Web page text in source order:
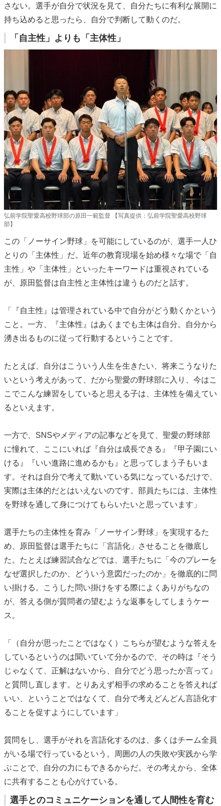
さない。選手が自分で状況を見て、自分たちに有利な展開に
持ち込めると思ったら、自分で判断して動くのだ。
「自主性」よりも「主体性」
弘前学院聖愛高校野球部の原田一範監督 【写真提供：弘前学院聖愛高校野球
部】
この「ノーサイン野球」を可能にしているのが、選手一人ひ
とりの「主体性」だ。近年の教育現場を始め様々な場で「自
主性」や「主体性」といったキーワードは重視されている
が、原田監督は自主性と主体性は違うものだと話す。
「『自主性』は管理されている中で自分がどう動くかという
こと。一方、『主体性』はあくまでも主体は自分。自分から
湧き出るものに従って行動するということです。
たとえば、自分はこういう人生を生きたい、将来こうなりた
いという考えがあって、だから聖愛の野球部に入り、今はこ
こでこんな練習をしていると思える子は、主体性を備えてい
るといえます。
一方で、SNSやメディアの記事などを見て、聖愛の野球部
に憧れて、ここにいれば『自分は成長できる』『甲子園にい
ける』『いい進路に進めるかも』と思ってしまう子もいま
す。それは自分で考えて動いている気になっているだけで、
実際は主体的だとはいえないのです。部員たちには、主体性
を野球を通して身につけてもらいたいと思っています」
選手たちの主体性を育み「ノーサイン野球」を実現するた
め、原田監督は選手たちに「言語化」させることを徹底し
た。たとえば練習試合などでは、選手たちに「今のプレーを
なぜ選択したのか、どういう意図だったのか」を徹底的に問
い掛ける。こうした問い掛けをする際によくありがちなの
が、答える側が質問者の望むような返事をしてしまうケー
ス。
「（自分が思ったことではなく）こちらが望むような答えを
しているというのは聞いていて分かるので、その時は『そう
じゃなくて、正解はないから、自分でどう思ったか言って』
と質問し直します。とりあえず相手の求めることを答えれば
いい、ということではなくて、自分で考えどんどん言語化す
ることを促すようにしています」
質問をし、選手がそれを言語化するのは、多くはチーム全員
がいる場で行っているという。周囲の人の失敗や実践から学
ぶことで、自分の力にもできるからだ。その考えから、全体
に共有することも心がけている。
選手とのコミュニケーションを通して人間性を育む